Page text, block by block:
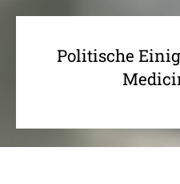
Politische